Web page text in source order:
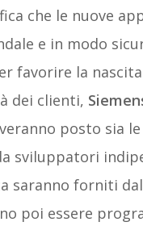
che le nuove
e in modo
favorire la
dei clienti,
posto sia
sviluppatori
saranno forniti
poi essere